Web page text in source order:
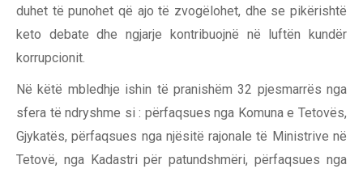
duhet të punohet që ajo të zvogëlohet, dhe se pikërishtë
keto debate dhe ngjarje kontribuojnë në luftën kundër
korrupcionit.
Në këtë mbledhje ishin të pranishëm 32 pjesmarrës nga
sfera të ndryshme si : përfaqsues nga Komuna e Tetovës,
Gjykatës, përfaqsues nga njësitë rajonale të Ministrive në
Tetovë, nga Kadastri për patundshmëri, përfaqsues nga